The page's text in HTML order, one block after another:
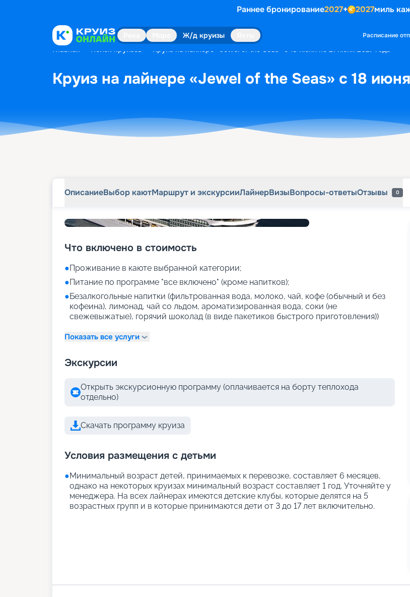
Раннее бронирование2027+ 2027миль
Ж/д круизы Расписание
Главная Поиск круизов Круиз на лайнере «Jewel of the Seas» с 18 июня по 21 июня 2027 года
Круиз на лайнере «Jewel of the Seas» с 18
ОписаниеВыбор каютМаршрут и экскурсииЛайнерВизыВопросы-ответыОтзывы 0
Что включено в стоимость
●Проживание в каюте выбранной категории;
●Питание по программе "все включено" (кроме напитков);
●Безалкогольные напитки (фильтрованная вода, молоко, чай, кофе (обычный и без
кофеина), лимонад, чай со льдом, ароматизированная вода, соки (не
свежевыжатые), горячий шоколад (в виде пакетиков быстрого приготовления))
Показать все услуги
Экскурсии
Открыть экскурсионную программу (оплачивается на борту теплохода
отдельно)
Скачать программу круиза
Условия размещения с детьми
●Минимальный возраст детей, принимаемых к перевозке, составляет 6 месяцев,
однако на некоторых круизах минимальный возраст составляет 1 год. Уточняйте у
менеджера. На всех лайнерах имеются детские клубы, которые делятся на 5
возрастных групп и в которые принимаются дети от 3 до 17 лет включительно.